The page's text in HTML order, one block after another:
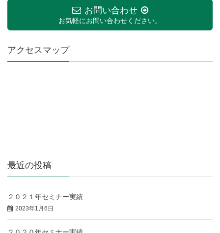
お問い合わせ
お気軽にお問い合わせください。
アクセスマップ
最近の投稿
２０２１年セミナー実績
2023年1月6日